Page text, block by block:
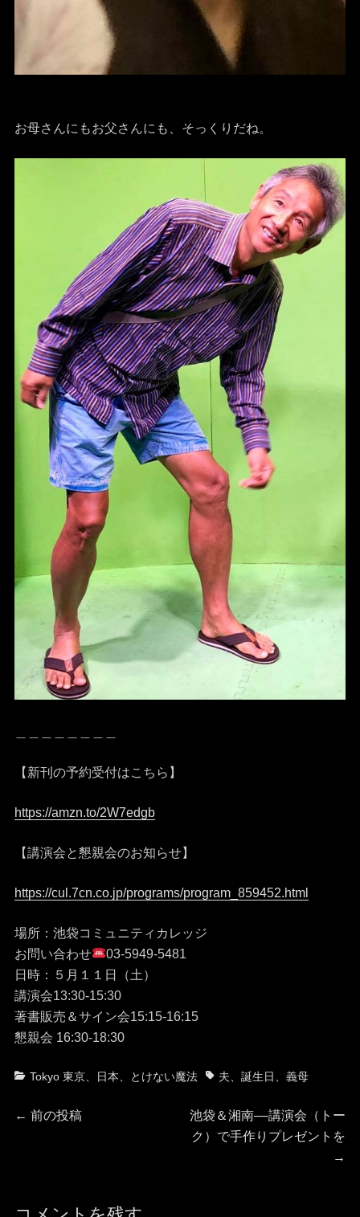
お母さんにもお父さんにも、そっくりだね。
【新刊の予約受付はこちら】
https://amzn.to/2W7edgb
【講演会と懇親会のお知らせ】
https://cul.7cn.co.jp/programs/program_859452.html
場所：池袋コミュニティカレッジ
お問い合わせ
03-5949-5481
日時：５月１１日（土）
講演会13:30-15:30
著書販売＆サイン会15:15-16:15
懇親会 16:30-18:30
カ Tokyo 東京、 日本 とけない魔法
タ 夫 誕生日 義母
投
← 前
前の投稿
次
の
池袋＆湘南––講演会（トー
ク）で手作りプレゼントを
→